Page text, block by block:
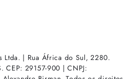
Ltda. | Rua África do Sul, 2280.
CEP: 29157-900 | CNPJ: